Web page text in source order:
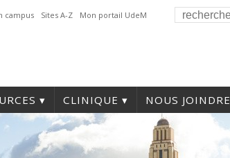
campus Sites A-Z Mon portail UdeM
CLINIQUE NOUS JOINDRE